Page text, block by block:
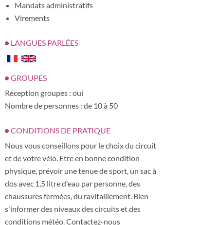
Mandats administratifs
Virements
LANGUES PARLÉES
GROUPES
Réception groupes : oui
Nombre de personnes : de 10 à 50
CONDITIONS DE PRATIQUE
Nous vous conseillons pour le choix du circuit
et de votre vélo. Etre en bonne condition
physique, prévoir une tenue de sport, un sac à
dos avec 1,5 litre d'eau par personne, des
chaussures fermées, du ravitaillement. Bien
s'informer des niveaux des circuits et des
conditions météo. Contactez-nous